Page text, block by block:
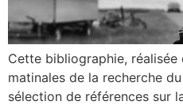
Cette bibliographie, réalisée
matinales de la recherche
sélection de références sur